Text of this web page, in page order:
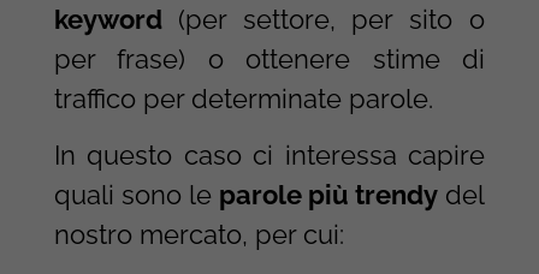
keyword (per settore, per sito o
per frase) o ottenere stime di
traffico per determinate parole.
In questo caso ci interessa capire
quali sono le parole più trendy del
nostro mercato, per cui: